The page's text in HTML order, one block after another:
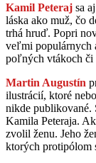
Kamil Peteraj sa
láska ako muž, čo
trhá hruď. Popri
veľmi populárnych
poľných vtákoch či
Martin Augustín
ilustrácií, ktoré
nikde publikované.
Kamila Peteraja.
zvolil ženu. Jeho
ktorých protipólom